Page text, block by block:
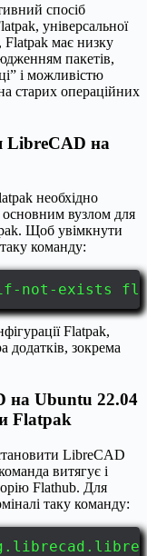
спосіб
універсальної
Flatpak має низку
пакетів,
і можливістю
старих операційних
LibreCAD на
необхідно
основним вузлом для
Щоб увімкнути
команду:
if-not-exists
Flatpak,
додатків, зокрема
на Ubuntu 22.04
Flatpak
LibreCAD
витягує і
Flathub. Для
таку команду: